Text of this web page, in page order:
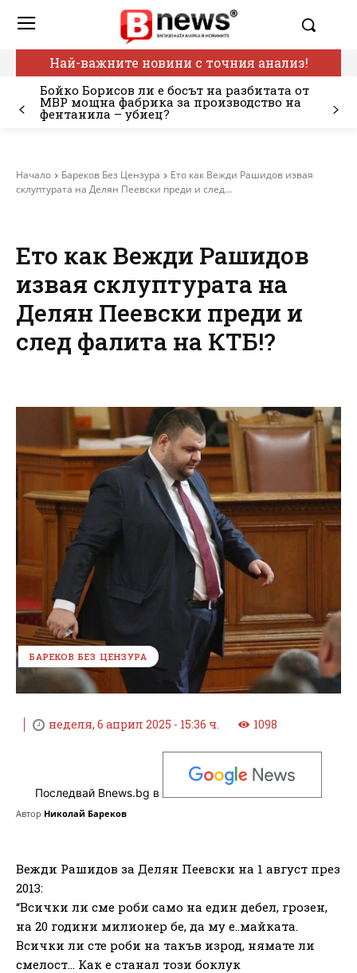
Най-важните новини с точния анализ!
Бойко Борисов ли е босът на разбитата от
МВР мощна фабрика за производство на
фентанила – убиец?
Начало Бареков Без Цензура
Ето как Вежди Рашидов извая
склуптурата на Делян Пеевски преди и след...
Ето как Вежди Рашидов
извая склуптурата на
Делян Пеевски преди и
след фалита на КТБ!?
БАРЕКОВ БЕЗ ЦЕНЗУРА
неделя, 6 април 2025 - 15:36 ч. 1098
Последвай Bnews.bg в
Автор Николай Бареков
Вежди Рашидов за Делян Пеевски на 1 август през
2013:
“Всички ли сме роби само на един дебел, грозен,
на 20 години милионер бе, да му е..майката.
Всички ли сте роби на такъв изрод, нямате ли
смелост… Как е станал този боклук